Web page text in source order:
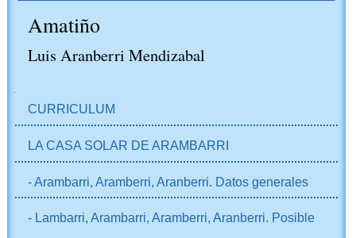
Amatiño
Luis Aranberri Mendizabal
CURRICULUM
LA CASA SOLAR DE ARAMBARRI
- Arambarri, Aramberri, Aranberri. Datos generales
- Lambarri, Arambarri, Aramberri, Aranberri. Posible